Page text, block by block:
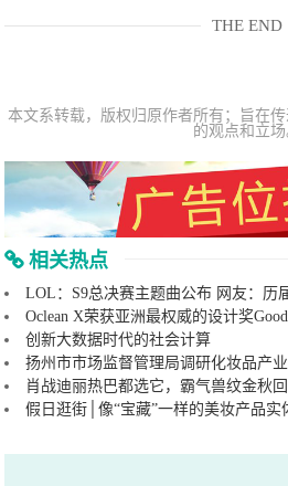
THE END
本文系转载，版权归原作者所有；旨在
的观点和立场
相关热点
LOL：S9总决赛主题曲公布 网友：历
Oclean X荣获亚洲最权威的设计奖
创新大数据时代的社会计算
扬州市市场监督管理局调研化妆品产
肖战迪丽热巴都选它，霸气兽纹金秋
假日逛街│像“宝藏”一样的美妆产品实